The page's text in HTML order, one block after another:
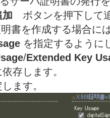
加 ボタンを押下して
書を作成する場合に
を指定するように
/Extended Key
存します。
ます。